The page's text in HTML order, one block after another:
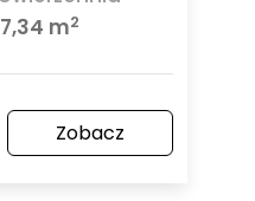
m2
Zobacz